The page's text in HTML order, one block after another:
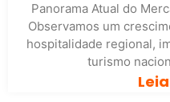
Panorama Atual do
Observamos um
hospitalidade regional,
turismo